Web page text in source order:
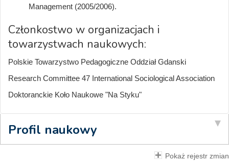
Management (2005/2006).
Członkostwo w organizacjach i
towarzystwach naukowych:
Polskie Towarzystwo Pedagogiczne Oddział Gdanski
Research Committee 47 International Sociological Association
Doktoranckie Koło Naukowe "Na Styku"
Profil naukowy
Pokaż rejestr zmian